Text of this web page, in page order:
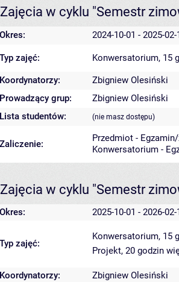
Zajęcia w cyklu "Semestr
Okres: 2024-10-01 - 2025-02-
Typ zajęć: Konwersatorium, 15
Koordynatorzy:
Zbigniew Olesiński
Prowadzący grup:
Zbigniew Olesiński
Lista studentów:
(nie masz dostępu)
Zaliczenie:
Przedmiot -
Konwersatorium -
Zajęcia w cyklu "Semestr
Okres: 2025-10-01 - 2026-02-
Typ zajęć:
Konwersatorium, 15
Projekt, 20 godzin
Koordynatorzy:
Zbigniew Olesiński